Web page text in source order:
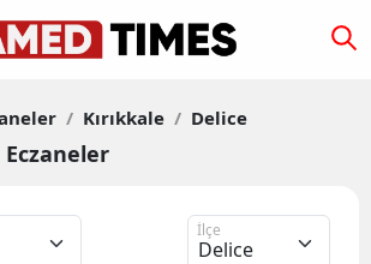
/ Kırıkkale / Delice
İlçe